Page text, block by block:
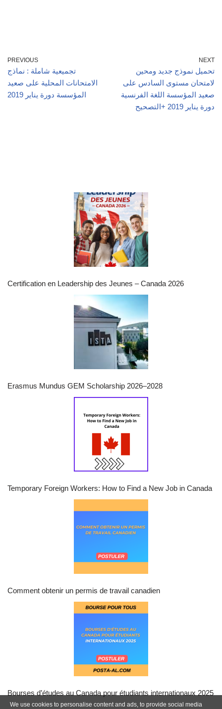
PREVIOUS
تجميعية شاملة : نماذج
الامتحانات المحلية على صعيد
المؤسسة دورة يناير 2019
NEXT
تحميل نموذج جديد ومحين
لامتحان مستوى السادس على
صعيد المؤسسة اللغة الفرنسية
دورة يناير 2019 +التصحيح
Certification en Leadership des Jeunes – Canada 2026
Erasmus Mundus GEM Scholarship 2026–2028
Temporary Foreign Workers: How to Find a New Job in Canada
Comment obtenir un permis de travail canadien
Bourses d’études au Canada pour étudiants internationaux 2025
We use cookies to personalise content and ads, to provide social media